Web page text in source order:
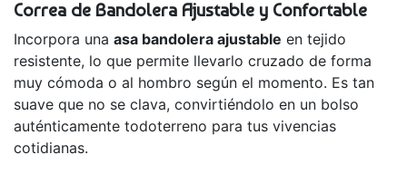
Correa de Bandolera Ajustable y Confortable
Incorpora una asa bandolera ajustable en tejido
resistente, lo que permite llevarlo cruzado de forma
muy cómoda o al hombro según el momento. Es tan
suave que no se clava, convirtiéndolo en un bolso
auténticamente todoterreno para tus vivencias
cotidianas.